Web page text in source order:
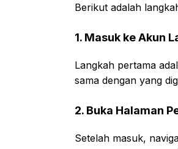
Berikut adalah
1. Masuk ke Akun
Langkah pertama
sama dengan yang
2. Buka Halaman
Setelah masuk,